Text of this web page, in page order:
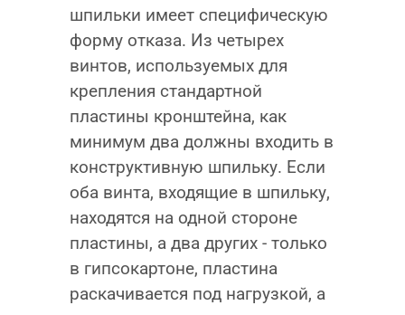
шпильки имеет специфическую
форму отказа. Из четырех
винтов, используемых для
крепления стандартной
пластины кронштейна, как
минимум два должны входить в
конструктивную шпильку. Если
оба винта, входящие в шпильку,
находятся на одной стороне
пластины, а два других - только
в гипсокартоне, пластина
раскачивается под нагрузкой, а